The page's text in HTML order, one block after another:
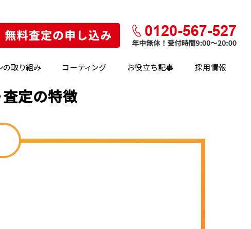
の取り組み コーティング お役立ち記事 採用情報
査定の特徴